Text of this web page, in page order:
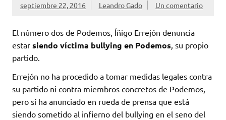
septiembre 22, 2016 Leandro Gado Un comentario
El número dos de Podemos, Íñigo Errejón denuncia
estar siendo víctima bullying en Podemos, su propio
partido.
Errejón no ha procedido a tomar medidas legales contra
su partido ni contra miembros concretos de Podemos,
pero sí ha anunciado en rueda de prensa que está
siendo sometido al infierno del bullying en el seno del